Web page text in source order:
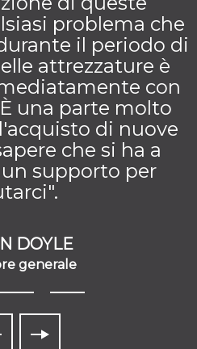
problema che
il periodo di
attrezzature è
con
una parte molto
di nuove
che si ha a
supporto per
DOYLE
generale